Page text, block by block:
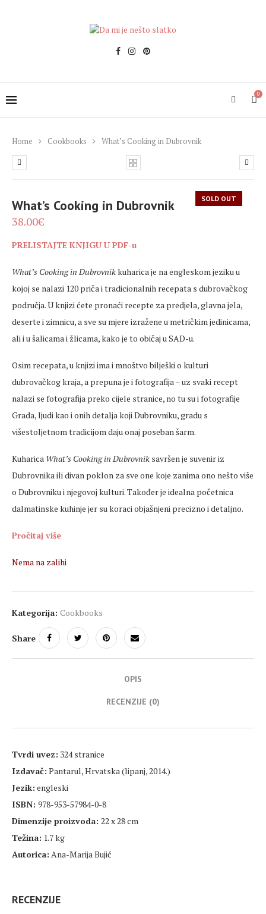
0
Home Cookbooks What’s Cooking in Dubrovnik
SOLD OUT
What’s Cooking in Dubrovnik
38.00€
PRELISTAJTE KNJIGU U PDF-u
What’s Cooking in Dubrovnikkuharica je na engleskom jeziku u
kojoj se nalazi 120 priča i tradicionalnih recepata s dubrovačkog
područja. U knjizi ćete pronaći recepte za predjela, glavna jela,
deserte i zimnicu, a sve su mjere izražene u metričkim jedinicama,
ali i u šalicama i žlicama, kako je to običaj u SAD-u.
Osim recepata, u knjizi ima i mnoštvo bilješki o kulturi
dubrovačkog kraja, a prepuna je i fotografija – uz svaki recept
nalazi se fotografija preko cijele stranice, no tu su i fotografije
Grada, ljudi kao i onih detalja koji Dubrovniku, gradu s
višestoljetnom tradicijom daju onaj poseban šarm.
Kuharica What’s Cooking in Dubrovnik savršen je suvenir iz
Dubrovnika ili divan poklon za sve one koje zanima ono nešto više
o Dubrovniku i njegovoj kulturi. Također je idealna početnica
dalmatinske kuhinje jer su koraci objašnjeni precizno i detaljno.
Pročitaj više
Nema na zalihi
Kategorija: Cookbooks
Share
OPIS
RECENZIJE (0)
Tvrdi uvez: 324 stranice
Izdavač: Pantarul, Hrvatska (lipanj, 2014.)
Jezik: engleski
ISBN: 978-953-57984-0-8
Dimenzije proizvoda: 22 x 28 cm
Težina: 1.7 kg
Autorica: Ana-Marija Bujić
RECENZIJE